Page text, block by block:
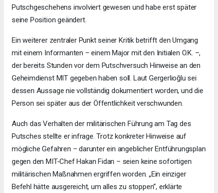
Putschgeschehens involviert gewesen und habe erst später
seine Position geändert.
Ein weiterer zentraler Punkt seiner Kritik betrifft den Umgang
mit einem Informanten – einem Major mit den Initialen O.K. –,
der bereits Stunden vor dem Putschversuch Hinweise an den
Geheimdienst MIT gegeben haben soll. Laut Gergerlioğlu sei
dessen Aussage nie vollständig dokumentiert worden, und die
Person sei später aus der Öffentlichkeit verschwunden.
Auch das Verhalten der militärischen Führung am Tag des
Putsches stellte er infrage. Trotz konkreter Hinweise auf
mögliche Gefahren – darunter ein angeblicher Entführungsplan
gegen den MIT-Chef Hakan Fidan – seien keine sofortigen
militärischen Maßnahmen ergriffen worden. „Ein einziger
Befehl hätte ausgereicht, um alles zu stoppen“, erklärte